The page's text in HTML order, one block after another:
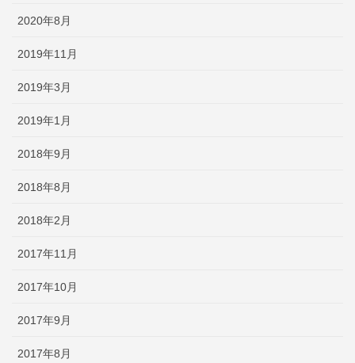
2020年8月
2019年11月
2019年3月
2019年1月
2018年9月
2018年8月
2018年2月
2017年11月
2017年10月
2017年9月
2017年8月